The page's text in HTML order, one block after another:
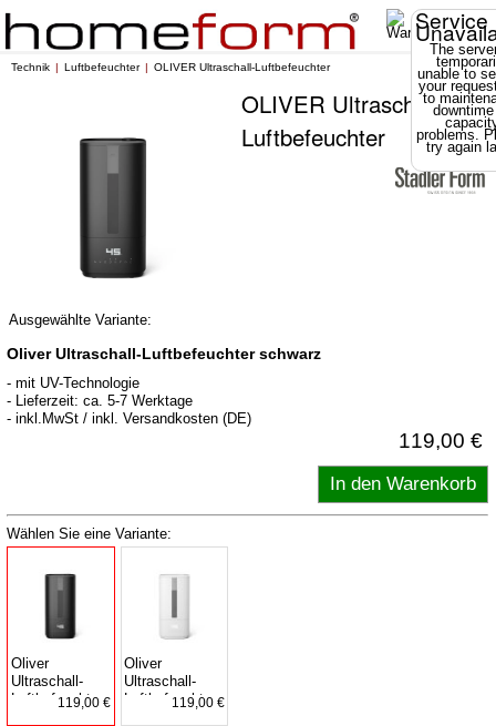
Service
The
unable to
your
to
problems.
try again
Technik Luftbefeuchter OLIVER Ultraschall-Luftbefeuchter
OLIVER Ultraschall-
Luftbefeuchter
Ausgewählte Variante:
Oliver Ultraschall-Luftbefeuchter schwarz
- mit UV-Technologie
- Lieferzeit: ca. 5-7 Werktage
- inkl.MwSt / inkl. Versandkosten (DE)
119,00 €
Wählen Sie eine Variante:
Oliver
Ultraschall-
Luftbefeuchter
119,00 €
Oliver
Ultraschall-
Luftbefeuchter
119,00 €